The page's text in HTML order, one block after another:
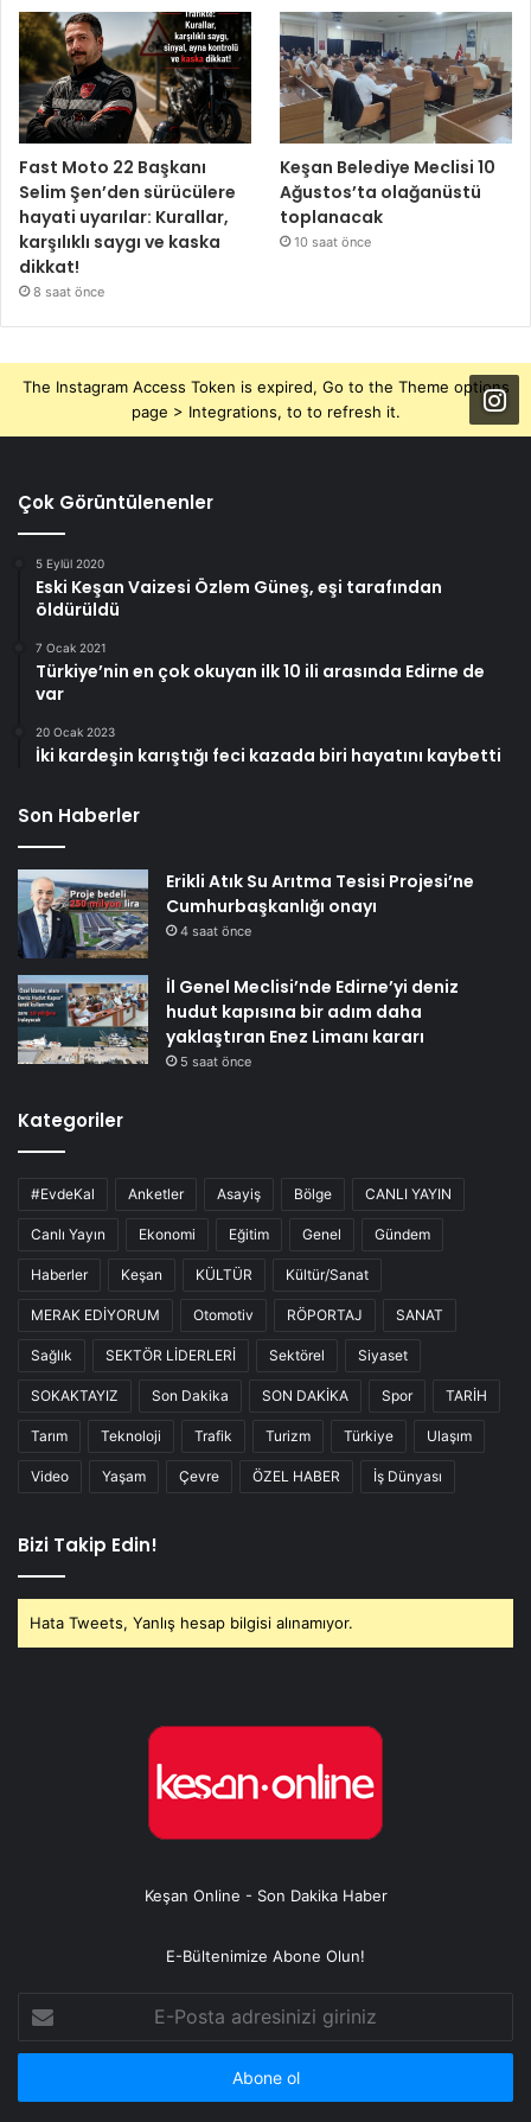
Fast Moto 22 Başkanı
Selim Şen’den sürücülere
hayati uyarılar: Kurallar,
karşılıklı saygı ve kaska
dikkat!
8 saat önce
Keşan Belediye Meclisi 10
Ağustos’ta olağanüstü
toplanacak
10 saat önce
The Instagram Access Token is expired, Go to the Theme options
page > Integrations, to to refresh it.
Çok Görüntülenenler
5 Eylül 2020
Eski Keşan Vaizesi Özlem Güneş, eşi tarafından
öldürüldü
7 Ocak 2021
Türkiye’nin en çok okuyan ilk 10 ili arasında Edirne de
var
20 Ocak 2023
İki kardeşin karıştığı feci kazada biri hayatını kaybetti
Son Haberler
Erikli Atık Su Arıtma Tesisi Projesi’ne
Cumhurbaşkanlığı onayı
4 saat önce
İl Genel Meclisi’nde Edirne’yi deniz
hudut kapısına bir adım daha
yaklaştıran Enez Limanı kararı
5 saat önce
Kategoriler
#EvdeKal Anketler Asayiş Bölge CANLI YAYIN
Canlı Yayın Ekonomi Eğitim Genel Gündem
Haberler Keşan KÜLTÜR Kültür/Sanat
MERAK EDİYORUM Otomotiv RÖPORTAJ SANAT
Sağlık SEKTÖR LİDERLERİ Sektörel Siyaset
SOKAKTAYIZ Son Dakika SON DAKİKA Spor TARİH
Tarım Teknoloji Trafik Turizm Türkiye Ulaşım
Video Yaşam Çevre ÖZEL HABER İş Dünyası
Bizi Takip Edin!
Hata Tweets, Yanlış hesap bilgisi alınamıyor.
Keşan Online - Son Dakika Haber
E-Bültenimize Abone Olun!
Posta
adresinizi